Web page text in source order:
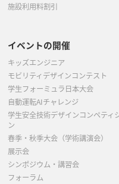
施設利用料割引
イベントの開催
キッズエンジニア
モビリティデザインコンテスト
学生フォーミュラ日本大会
自動運転AIチャレンジ
学生安全技術デザインコンペティ
ン
春季・秋季大会（学術講演会）
展示会
シンポジウム・講習会
フォーラム